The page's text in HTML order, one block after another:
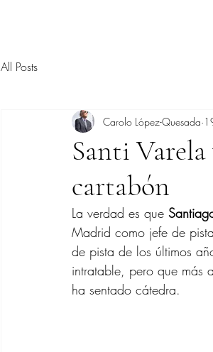
All Posts
Santi Varela
cartabón
Carolo López-Quesada
La verdad es que
Madrid como jefe de
de pista de los últimos
intratable, pero que más
ha sentado cátedra.